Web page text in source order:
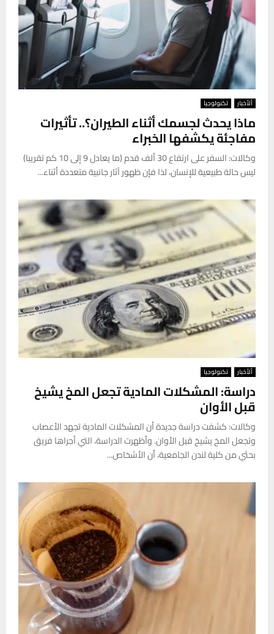
ألأخبار تكنولوجيا
ماذا يحدث لجسمك أثناء الطيران؟.. تأثيرات
مفاجئة يكشفها الخبراء
وكالات: السفر على ارتفاع 30 ألف قدم (ما يعادل 9 إلى 10 كم تقريبا)
ليس حالة طبيعية للإنسان، لذا فإن ظهور آثار جانبية متعددة أثناء...
ألأخبار تكنولوجيا
دراسة: المشكلات المادية تجعل المخ يشيخ
قبل الأوان
وكالات: كشفت دراسة جديدة أن المشكلات المادية تجهد الأعصاب
وتجعل المخ يشيخ قبل الأوان. وأظهرت الدراسة، التي أجراها فريق
بحثي من كلية لندن الجامعية، أن الأشخاص...